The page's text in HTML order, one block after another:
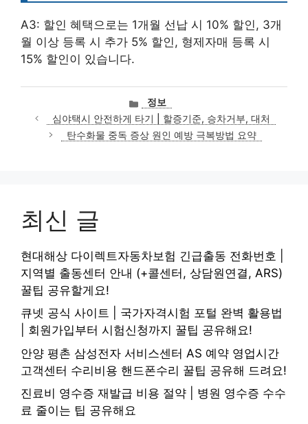
A3: 할인 혜택으로는 1개월 선납 시 10% 할인, 3개
월 이상 등록 시 추가 5% 할인, 형제자매 등록 시
15% 할인이 있습니다.
카
테
고
리
정보
심야택시 안전하게 타기 | 할증기준, 승차거부, 대처
탄수화물 중독 증상 원인 예방 극복방법 요약
최신 글
현대해상 다이렉트자동차보험 긴급출동 전화번호 |
지역별 출동센터 안내 (+콜센터, 상담원연결, ARS)
꿀팁 공유할게요!
큐넷 공식 사이트 | 국가자격시험 포털 완벽 활용법
| 회원가입부터 시험신청까지 꿀팁 공유해요!
안양 평촌 삼성전자 서비스센터 AS 예약 영업시간
고객센터 수리비용 핸드폰수리 꿀팁 공유해 드려요!
진료비 영수증 재발급 비용 절약 | 병원 영수증 수수
료 줄이는 팁 공유해요